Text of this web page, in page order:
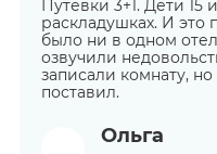
Путевки 3+1. Дети 15
раскладушках. И это
было ни в одном
озвучили
записали комнату,
поставил.
Ольга